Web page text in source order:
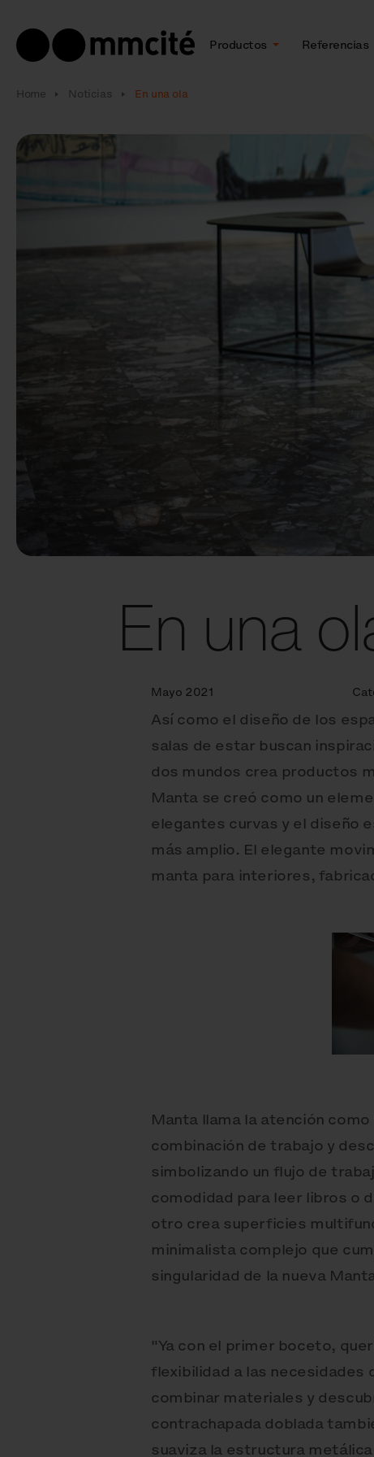
Productos Referencias
Home Noticias En una ola
En una
Mayo 2021
Así como el diseño de los
salas de estar buscan
dos mundos crea productos
Manta se creó como un
elegantes curvas y el diseño
más amplio. El elegante
manta para interiores,
Manta llama la atención
combinación de trabajo y
simbolizando un flujo de
comodidad para leer libros o
otro crea superficies
minimalista complejo que
singularidad de la nueva
"Ya con el primer boceto,
flexibilidad a las necesidades
combinar materiales y
contrachapada doblada
suaviza la estructura